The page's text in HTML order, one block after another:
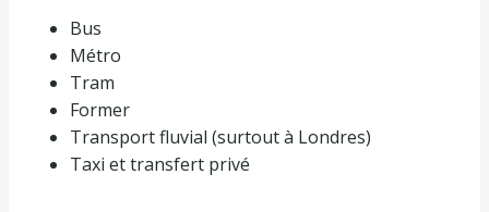
Bus
Métro
Tram
Former
Transport fluvial (surtout à Londres)
Taxi et transfert privé